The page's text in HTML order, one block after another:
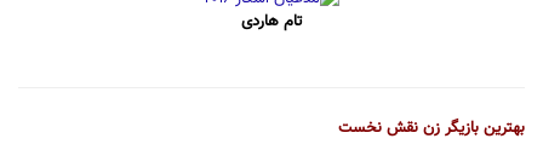
تام هاردی
بهترین بازیگر زن نقش نخست